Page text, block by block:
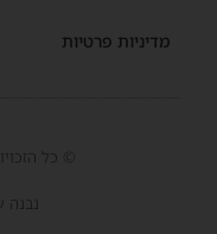
מדיניות פרטיות
© כל